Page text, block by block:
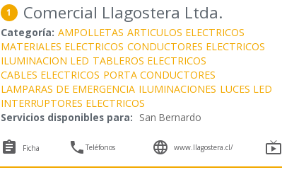
1 Comercial Llagostera Ltda.
Categoría: AMPOLLETAS ARTICULOS ELECTRICOS
MATERIALES ELECTRICOS CONDUCTORES ELECTRICOS
ILUMINACION LED TABLEROS ELECTRICOS
CABLES ELECTRICOS PORTA CONDUCTORES
LAMPARAS DE EMERGENCIA ILUMINACIONES LUCES LED
INTERRUPTORES ELECTRICOS
Servicios disponibles para: San Bernardo
 Ficha Teléfonos  www.llagostera.cl/ 